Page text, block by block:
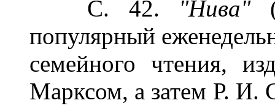
С. 42.
"Нива"
популярный
семейного чтения,
Марксом, а затем Р. И.